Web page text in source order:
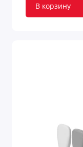
В корзину